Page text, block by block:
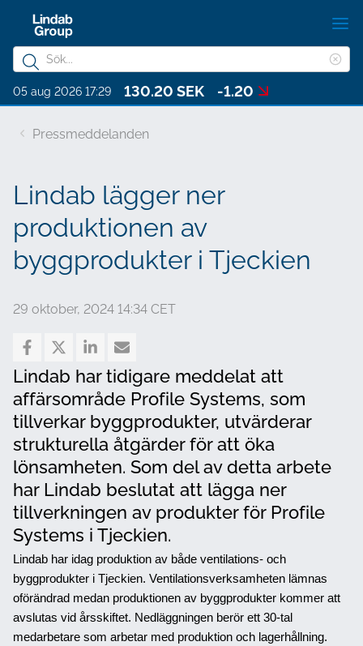
Hoppa
huvudinnehållet
Sökord
Sök
på
sajten
Om Lindab Group
Hållbarhet
Bolagsstyrning
Karriär
Media
05 aug 2026 17:29 130.20 SEK -1.20
Pressmeddelanden
Lindab lägger ner
produktionen av
byggprodukter i Tjeckien
29 oktober, 2024 14:34 CET
Lindab har tidigare meddelat att
affärsområde Profile Systems, som
tillverkar byggprodukter, utvärderar
strukturella åtgärder för att öka
lönsamheten. Som del av detta arbete
har Lindab beslutat att lägga ner
tillverkningen av produkter för Profile
Systems i Tjeckien.
Lindab har idag produktion av både ventilations- och
byggprodukter i Tjeckien. Ventilationsverksamheten lämnas
oförändrad medan produktionen av byggprodukter kommer att
avslutas vid årsskiftet. Nedläggningen berör ett 30-tal
medarbetare som arbetar med produktion och lagerhållning.